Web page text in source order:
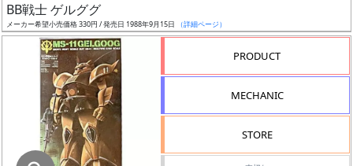
Web
ャ
BB戦士 ゲルググ
メーカー希望小売価格 330円 / 発売日 1988年9月15日 （詳細ページ）
PRODUCT
MECHANIC
STORE